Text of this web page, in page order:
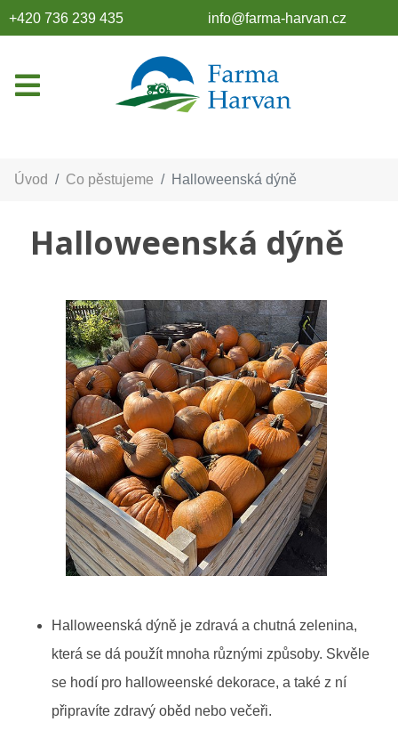
+420 736 239 435 info@farma-harvan.cz
Úvod Co pěstujeme Halloweenská dýně
Halloweenská dýně
Halloweenská dýně je zdravá a chutná zelenina,
která se dá použít mnoha různými způsoby. Skvěle
se hodí pro halloweenské dekorace, a také z ní
připravíte zdravý oběd nebo večeři.